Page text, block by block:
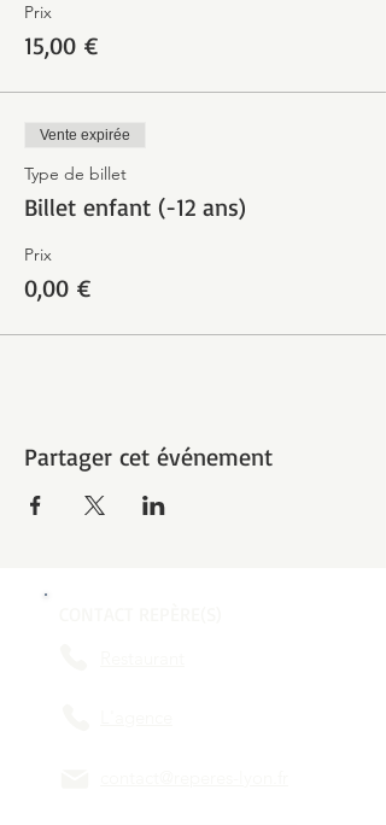
Prix
15,00 €
Vente expirée
Type de billet
Billet enfant (-12 ans)
Prix
0,00 €
Partager cet événement